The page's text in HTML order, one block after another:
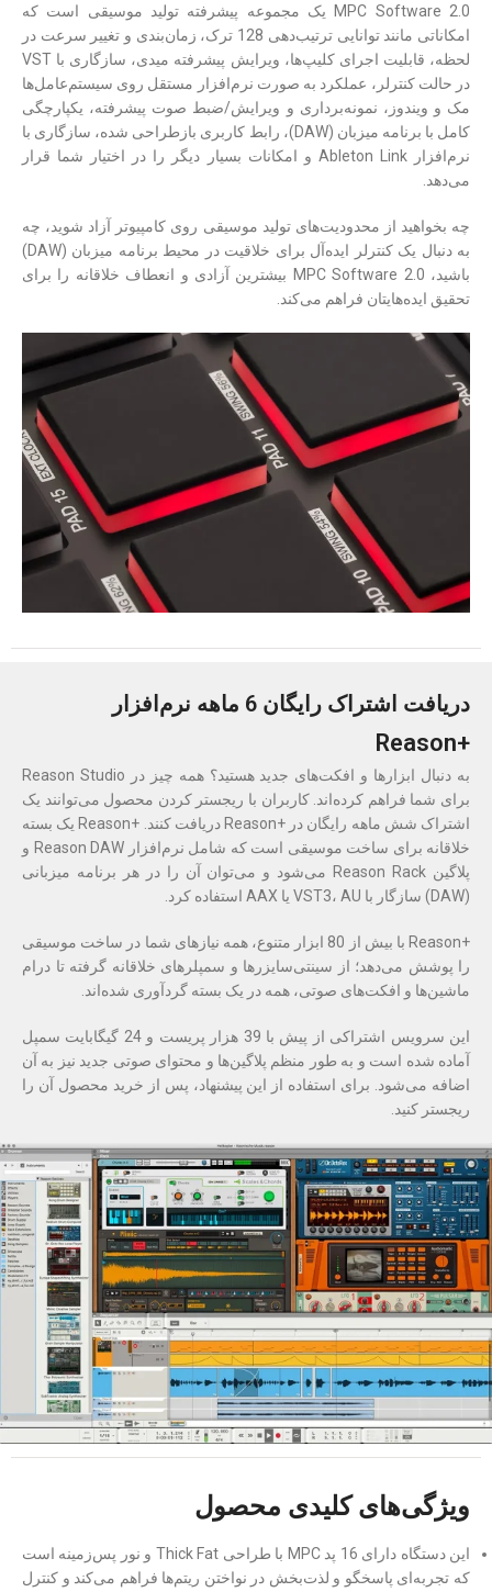
MPC Software 2.0 یک مجموعه پیشرفته تولید موسیقی است که
امکاناتی مانند توانایی ترتیب‌دهی 128 ترک، زمان‌بندی و تغییر سرعت در
لحظه، قابلیت اجرای کلیپ‌ها، ویرایش پیشرفته میدی، سازگاری با VST
در حالت کنترلر، عملکرد به صورت نرم‌افزار مستقل روی سیستم‌عامل‌ها
مک و ویندوز، نمونه‌برداری و ویرایش/ضبط صوت پیشرفته، یکپارچگی
کامل با برنامه میزبان (DAW)، رابط کاربری بازطراحی شده، سازگاری با
نرم‌افزار Ableton Link و امکانات بسیار دیگر را در اختیار شما قرار
می‌دهد.
چه بخواهید از محدودیت‌های تولید موسیقی روی کامپیوتر آزاد شوید، چه
به دنبال یک کنترلر ایده‌آل برای خلاقیت در محیط برنامه میزبان (DAW)
باشید، MPC Software 2.0 بیشترین آزادی و انعطاف خلاقانه را برای
تحقیق ایده‌هایتان فراهم می‌‎کند.
دریافت اشتراک رایگان 6 ماهه نرم‌افزار
+
Reason
به دنبال ابزارها و افکت‌های جدید هستید؟ همه چیز در Reason Studio
برای شما فراهم کرده‌اند. کاربران با ریجستر کردن محصول می‌توانند یک
اشتراک شش ماهه رایگان در +Reason دریافت کنند. +
Reason یک بسته
خلاقانه برای ساخت موسیقی است که شامل نرم‌افزار Reason DAW و
پلاگین Reason Rack می‌شود و می‌توان آن را در هر برنامه میزبانی
(DAW) سازگار با VST3، AU یا AAX استفاده کرد.
+
Reason با بیش از 80 ابزار متنوع، همه نیازهای شما در ساخت موسیقی
را پوشش می‌دهد؛ از سینتی‌سایزرها و سمپلرهای خلاقانه گرفته تا درام
ماشین‌ها و افکت‌های صوتی، همه در یک بسته گردآوری شده‌اند.
این سرویس اشتراکی از پیش با 39 هزار پریست و 24 گیگابایت سمپل
آماده شده است و به طور منظم پلاگین‌ها و محتوای صوتی جدید نیز به آن
اضافه می‌شود. برای استفاده از این پیشنهاد، پس از خرید محصول آن را
ریجستر کنید.
ویژگی‌های کلیدی محصول
این دستگاه دارای 16 پد MPC با طراحی Thick Fat و نور پس‌زمینه است
که تجربه‌ای پاسخگو و لذت‌بخش در نواختن ریتم‌ها فراهم می‌کند و کنترل